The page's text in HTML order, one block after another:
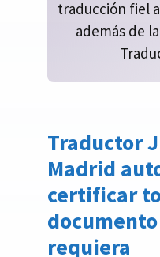
traducción fiel
además de
Traductor
Madrid
certificar
requiera